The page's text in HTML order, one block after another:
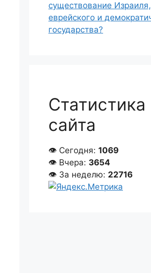
существование
еврейского и
государства?
Статистика
сайта
👁 Сегодня: 1069
👁 Вчера: 3654
👁 За неделю: 22716